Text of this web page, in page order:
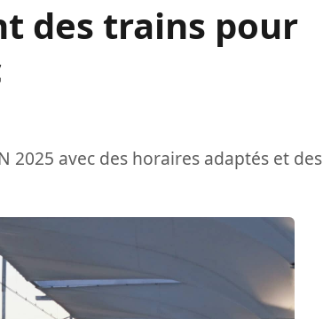
des trains pour
2025 avec des horaires adaptés et des